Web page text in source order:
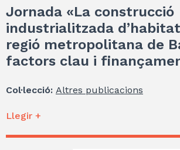
Jornada «La construcció
industrialitzada
regió metropolitana de
factors clau i
Col·lecció: Altres publicacions
Llegir +